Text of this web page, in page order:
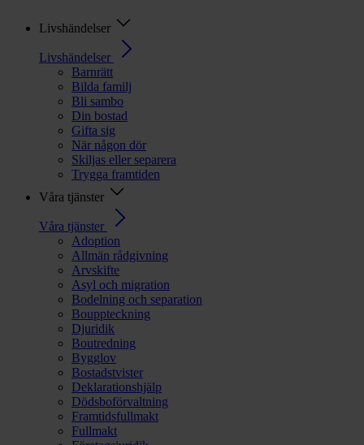
Livshändelser
Livshändelser
Barnrätt
Bilda familj
Bli sambo
Din bostad
Gifta sig
När någon dör
Skiljas eller separera
Trygga framtiden
Våra tjänster
Våra tjänster
Adoption
Allmän rådgivning
Arvskifte
Asyl och migration
Bodelning och separation
Bouppteckning
Djuridik
Boutredning
Bygglov
Bostadstvister
Deklarationshjälp
Dödsboförvaltning
Framtidsfullmakt
Fullmakt